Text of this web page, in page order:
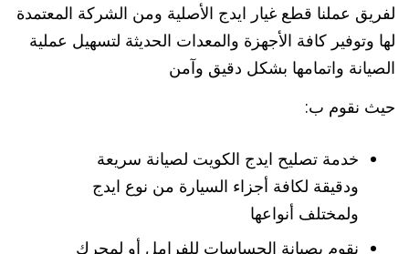
لفريق عملنا قطع غيار ايدج الأصلية ومن الشركة المعتمدة
لها وتوفير كافة الأجهزة والمعدات الحديثة لتسهيل عملية
الصيانة واتمامها بشكل دقيق وآمن
حيث نقوم ب:
خدمة تصليح ايدج الكويت لصيانة سريعة
ودقيقة لكافة أجزاء السيارة من نوع ايدج
ولمختلف أنواعها
نقوم بصيانة الحساسات للفرامل أو لمحرك